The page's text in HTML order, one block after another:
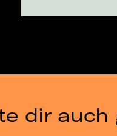
dir auch